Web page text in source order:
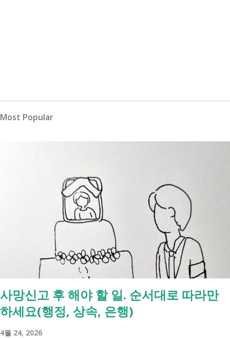
Most Popular
사망신고 후 해야 할 일. 순서대로 따라만
하세요(행정, 상속, 은행)
4월 24, 2026